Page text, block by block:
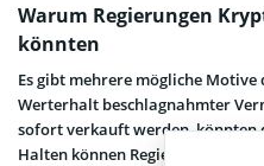
Warum Regierungen
könnten
Es gibt mehrere mögliche
Werterhalt beschlagnahmter
sofort verkauft werden, könnten
Halten können Regierungen